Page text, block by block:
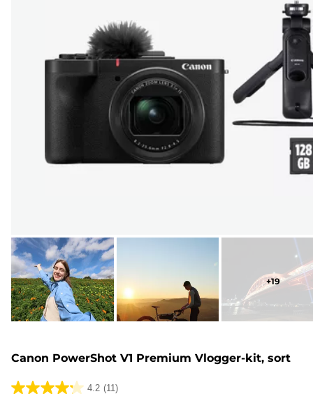
+19
Canon PowerShot V1 Premium Vlogger-kit, sort
4.2 (11)